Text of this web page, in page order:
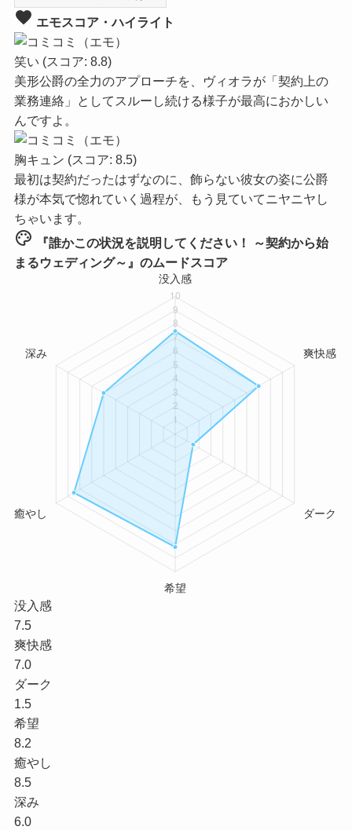
favorite エモスコア・ハイライト
笑い (スコア: 8.8)
美形公爵の全力のアプローチを、ヴィオラが「契約上の
業務連絡」としてスルーし続ける様子が最高におかしい
んですよ。
胸キュン (スコア: 8.5)
最初は契約だったはずなのに、飾らない彼女の姿に公爵
様が本気で惚れていく過程が、もう見ていてニヤニヤし
ちゃいます。
palette
『誰かこの状況を説明してください！ ～契約から始
まるウェディング～』のムードスコア
没入感
7.5
爽快感
7.0
ダーク
1.5
希望
8.2
癒やし
8.5
深み
6.0